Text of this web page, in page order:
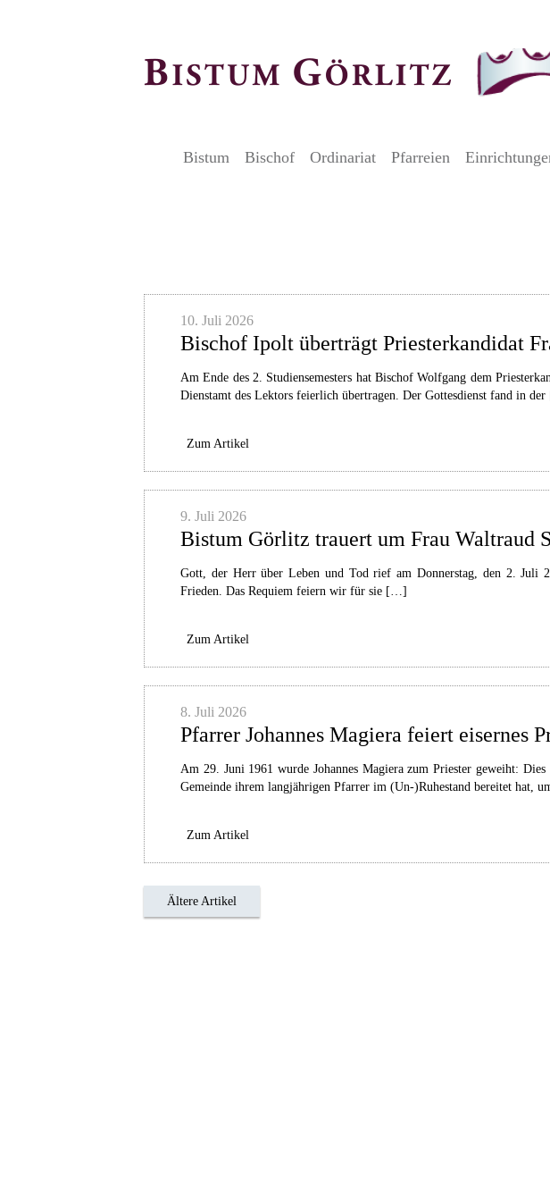
Bistum Bischof Ordinariat Pfarreien
10. Juli 2026
Bischof Ipolt überträgt Priesterkandidat
Am Ende des 2. Studiensemesters hat Bischof Wolfgang dem
Dienstamt des Lektors feierlich übertragen. Der Gottesdienst fand in
Zum Artikel
9. Juli 2026
Bistum Görlitz trauert um Frau Waltraud
Gott, der Herr über Leben und Tod rief am Donnerstag, den 2. Juli
Frieden. Das Requiem feiern wir für sie […]
Zum Artikel
8. Juli 2026
Pfarrer Johannes Magiera feiert eisernes
Am 29. Juni 1961 wurde Johannes Magiera zum Priester geweiht:
Gemeinde ihrem langjährigen Pfarrer im (Un-)Ruhestand bereitet hat,
Zum Artikel
Ältere Artikel